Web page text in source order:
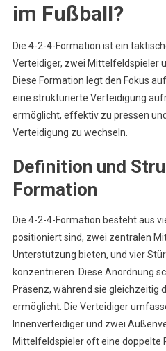
im Fußball?
Die 4-2-4-Formation ist ein
Verteidiger, zwei Mittelfeldspieler
Diese Formation legt den Fokus
eine strukturierte Verteidigung
ermöglicht, effektiv zu pressen
Verteidigung zu wechseln.
Definition und
Formation
Die 4-2-4-Formation besteht aus
positioniert sind, zwei zentralen
Unterstützung bieten, und vier
konzentrieren. Diese Anordnung
Präsenz, während sie gleichzeitig
ermöglicht. Die Verteidiger
Innenverteidiger und zwei
Mittelfeldspieler oft eine doppelte